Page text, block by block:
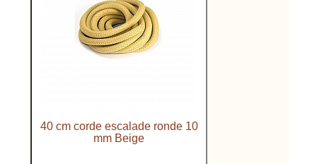
40 cm corde escalade ronde 10
mm Beige